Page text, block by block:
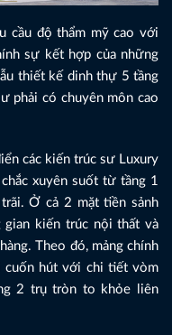
cầu độ thẩm mỹ cao với
sự kết hợp của những
thiết kế dinh thự 5 tầng
phải có chuyên môn cao
các kiến trúc sư Luxury
xuyên suốt từ tầng 1
Ở cả 2 mặt tiền sảnh
kiến trúc nội thất và
Theo đó, mảng chính
cuốn hút với chi tiết vòm
2 trụ tròn to khỏe liên